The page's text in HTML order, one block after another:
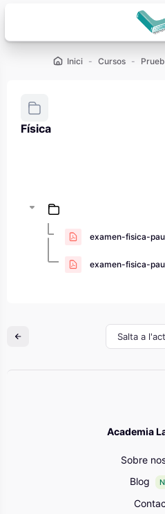
Inici Cursos
Física
examen-fisica-
examen-fisica-
Salta a
Academia
Sobre
Blog